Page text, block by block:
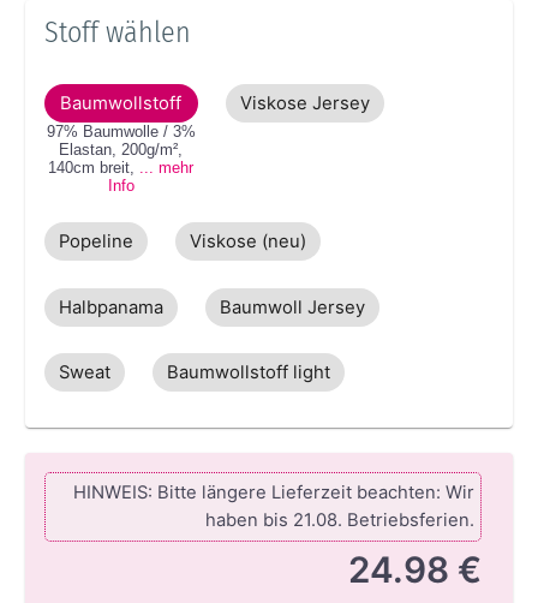
Stoff wählen
Baumwollstoff
97% Baumwolle / 3%
Elastan 200g/m²
140cm breit
... mehr
Info
Viskose Jersey
Popeline Viskose (neu)
Halbpanama Baumwoll Jersey
Sweat Baumwollstoff light
HINWEIS: Bitte längere Lieferzeit beachten: Wir
haben bis 21.08. Betriebsferien.
24.98 €